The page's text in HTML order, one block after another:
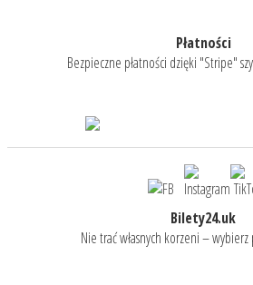
Płatności
Bezpieczne płatności dzięki "Stripe"
Bilety24.uk
Nie trać własnych korzeni –